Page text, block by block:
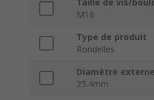
Taille de vis/
M16
Type de produit
Rondelles
Diamètre externe
25.4mm